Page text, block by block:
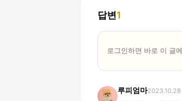
답변1
로그인하면 바로 이 글에
루피엄마2023.10.28